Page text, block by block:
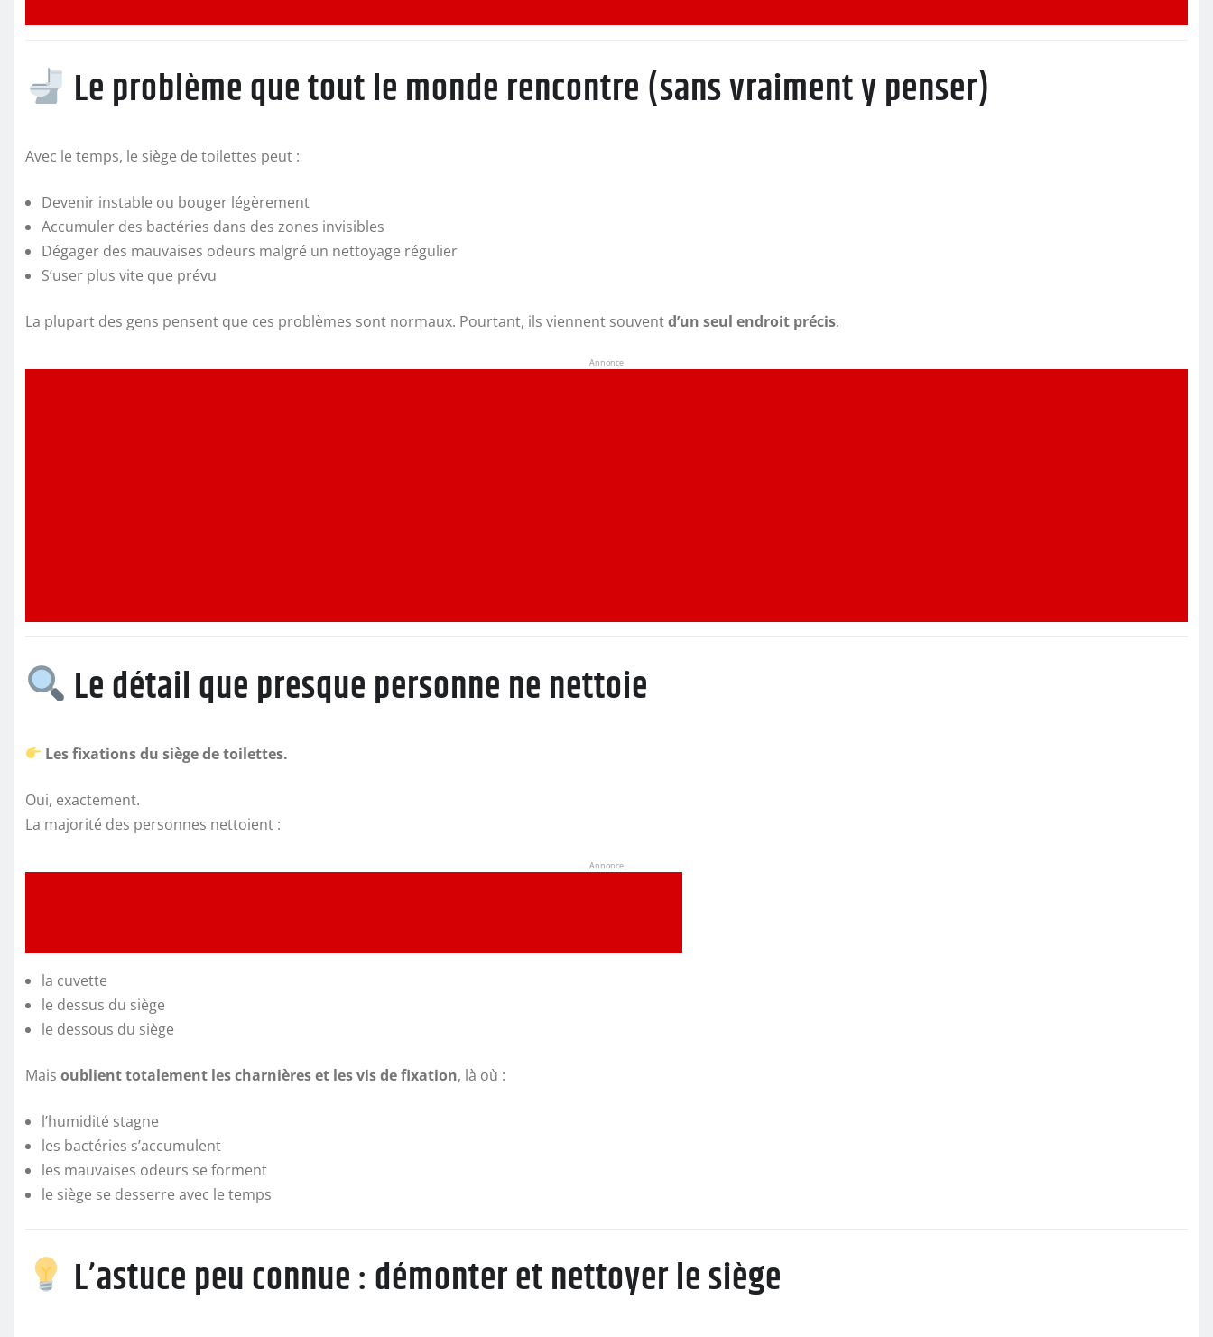
Le problème que tout le monde rencontre (sans vraiment y penser)
Avec le temps, le siège de toilettes peut :
Devenir instable ou bouger légèrement
Accumuler des bactéries dans des zones invisibles
Dégager des mauvaises odeurs malgré un nettoyage régulier
S’user plus vite que prévu
La plupart des gens pensent que ces problèmes sont normaux. Pourtant, ils viennent souventd’un seul endroit précis.
Annonce
Le détail que presque personne ne nettoie
Les fixations du siège de toilettes.
Oui, exactement.
La majorité des personnes nettoient :
Annonce
la cuvette
le dessus du siège
le dessous du siège
Mais oublient totalement les charnières et les vis de fixation, là où :
l’humidité stagne
les bactéries s’accumulent
les mauvaises odeurs se forment
le siège se desserre avec le temps
L’astuce peu connue : démonter et nettoyer le siège